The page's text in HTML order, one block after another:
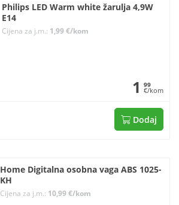
Philips LED Warm white žarulja 4,9W
E14
Cijena za j.m.: 1,99 €/kom
1 99
€/kom
Dodaj
Home Digitalna osobna vaga ABS 1025-
KH
Cijena za j.m.: 10,99 €/kom